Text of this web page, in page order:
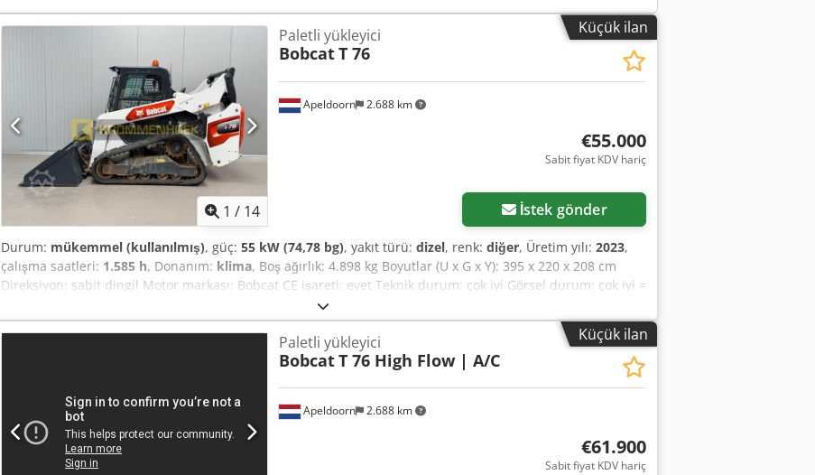
Küçük ilan
1 / 14
Apeldoorn 2.688 km
Paletli yükleyici
BobcatT 76
€55.000
Sabit fiyat KDV hariç
İstek gönder
Durum: mükemmel (kullanılmış), güç: 55 kW (74,78 bg), yakıt türü: dizel, renk: diğer, Üretim yılı: 2023,
çalışma saatleri: 1.585 h, Donanım: klima, Boş ağırlık: 4.898 kg Boyutlar (U x G x Y): 395 x 220 x 208 cm
Direksiyon: sabit dingil Motor markası: Bobcat CE işareti: evet Teknik durum: çok iyi Görsel durum: çok iyi =
Diğer seçenekler ve aksesuarlar = - 3. hidrolik devre - Yüksek debi - Son kompansatör = Notlar = Aktarma
organı Seviye (Tier): Stage V / Tier IV final Dcjdpfxey D D Sle Ablok 2 sürüş kademesi, ride control, klima,
geri görüş kamerası, havalı koltuk, joystick kontrolü
Küçük ilan
Apeldoorn 2.688 km
Paletli yükleyici
BobcatT 76 High Flow | A/C
€61.900
Sabit fiyat KDV hariç